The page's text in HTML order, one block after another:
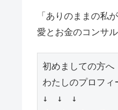
「ありのままの私
愛とお金のコンサ
初めましての方へ
わたしのプロフィ